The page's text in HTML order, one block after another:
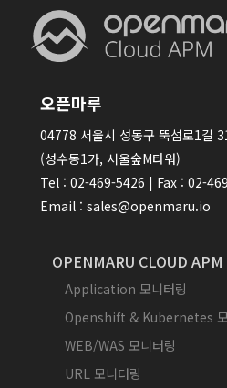
오픈마루
04778 서울시 성동구 뚝섬로1길
(성수동1가, 서울숲M타워)
Tel : 02-469-5426 | Fax : 02-
Email : sales@openmaru.io
OPENMARU CLOUD APM
Application 모니터링
Openshift & Kubernetes 모
WEB/WAS 모니터링
URL 모니터링